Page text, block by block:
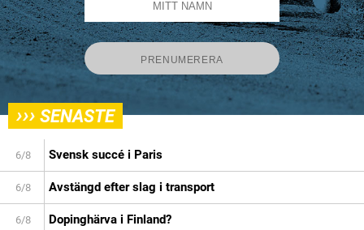
››› SENASTE
6/8 Svensk succé i Paris
6/8 Avstängd efter slag i transport
6/8 Dopinghärva i Finland?